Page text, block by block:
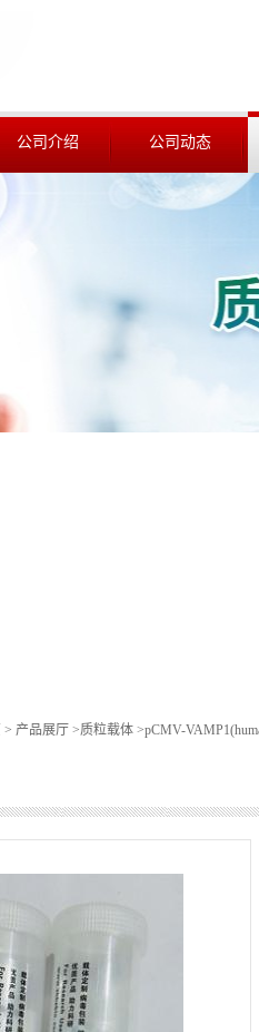
公司介绍 公司动态
> 产品展厅 >质粒载体 >pCMV-